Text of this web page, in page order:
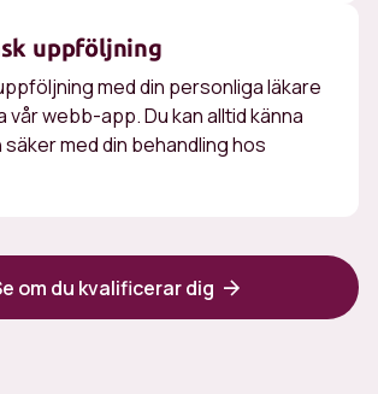
uppföljning
med din personliga läkare
vår webb-app. Du kan alltid känna
med din behandling hos
om du kvalificerar dig